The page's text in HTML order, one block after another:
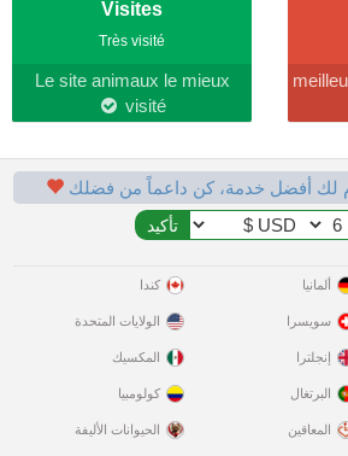
Visites
Très visité
Le site animaux le mieux
visité
لك أفضل خدمة، كن داعماً من فضلك
ألمانيا
سويسرا
إنجلترا
البرتغال
المعاقين
كندا
الولايات المتحدة
المكسيك
كولومبيا
الحيوانات الأليفة